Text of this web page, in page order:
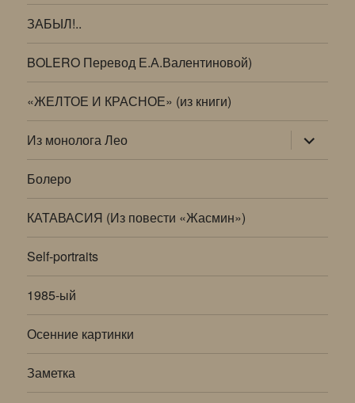
ЗАБЫЛ!..
BOLERO Перевод Е.А.Валентиновой)
«ЖЕЛТОЕ И КРАСНОЕ» (из книги)
Из монолога Лео раскрыть
дочернее
меню
Болеро
КАТАВАСИЯ (Из повести «Жасмин»)
Self-portraits
1985-ый
Осенние картинки
Заметка